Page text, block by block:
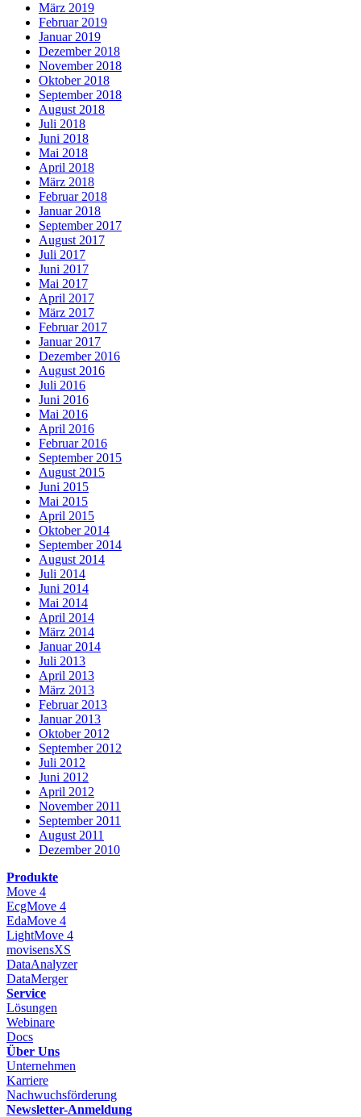
März 2019
Februar 2019
Januar 2019
Dezember 2018
November 2018
Oktober 2018
September 2018
August 2018
Juli 2018
Juni 2018
Mai 2018
April 2018
März 2018
Februar 2018
Januar 2018
September 2017
August 2017
Juli 2017
Juni 2017
Mai 2017
April 2017
März 2017
Februar 2017
Januar 2017
Dezember 2016
August 2016
Juli 2016
Juni 2016
Mai 2016
April 2016
Februar 2016
September 2015
August 2015
Juni 2015
Mai 2015
April 2015
Oktober 2014
September 2014
August 2014
Juli 2014
Juni 2014
Mai 2014
April 2014
März 2014
Januar 2014
Juli 2013
April 2013
März 2013
Februar 2013
Januar 2013
Oktober 2012
September 2012
Juli 2012
Juni 2012
April 2012
November 2011
September 2011
August 2011
Dezember 2010
Produkte
Move 4
EcgMove 4
EdaMove 4
LightMove 4
movisensXS
DataAnalyzer
DataMerger
Service
Lösungen
Webinare
Docs
Über Uns
Unternehmen
Karriere
Nachwuchsförderung
Newsletter-Anmeldung